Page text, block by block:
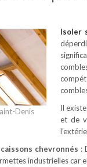
Denis
Isoler
Il
et de
chevronnés :
industrielles car